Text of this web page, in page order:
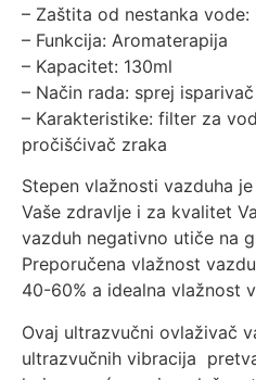
– Zaštita od nestanka vode:
– Funkcija: Aromaterapija
– Kapacitet: 130ml
– Način rada: sprej
– Karakteristike: filter za
pročišćivač zraka
Stepen vlažnosti vazduha
Vaše zdravlje i za kvalitet
vazduh negativno utiče na
Preporučena vlažnost
40-60% a idealna vlažnost
Ovaj ultrazvučni ovlaživač
ultrazvučnih vibracija